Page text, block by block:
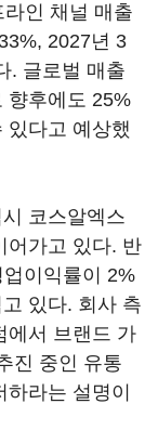
인 채널 매출
2027년 3
. 글로벌 매출
향후에도 25%
있다고 예상했
코스알엑스
어가고 있다. 반
이익률이 2%
있다. 회사 측
에서 브랜드 가
진 중인 유통
라는 설명이